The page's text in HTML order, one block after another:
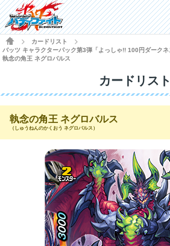
HOME
カードリスト
バッツ キャラクターパック第3弾「よっしゃ!! 100円ダークネ
執念の角王 ネグロバルス
カードリスト
執念の角王 ネグロバルス
（しゅうねんのかくおう ネグロバルス）